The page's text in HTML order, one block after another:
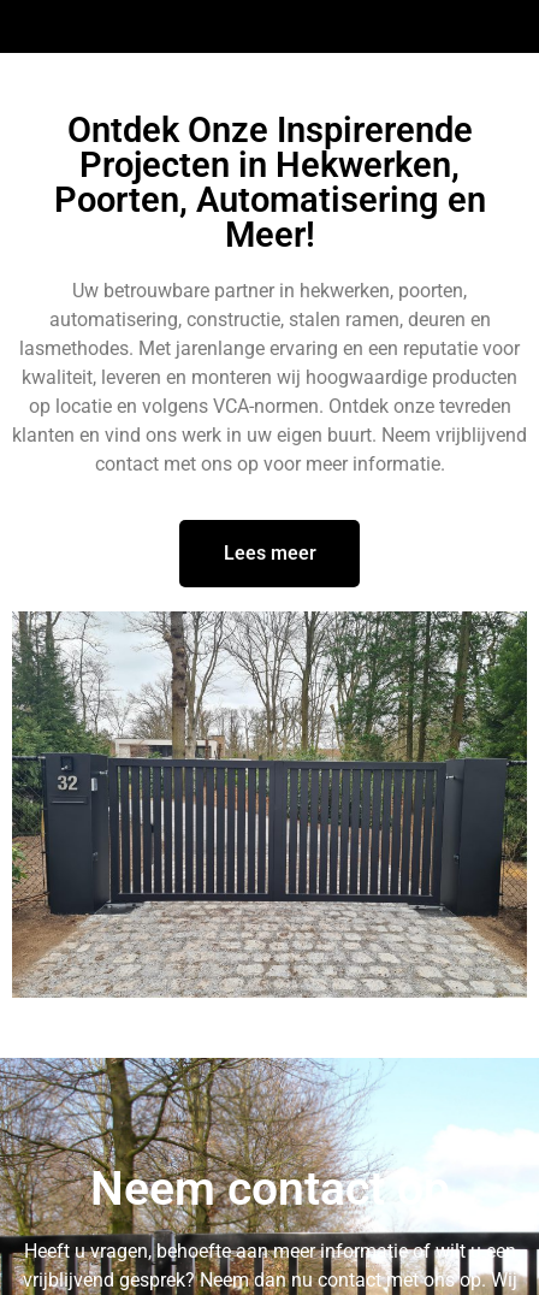
Ontdek Onze Inspirerende
Projecten in Hekwerken,
Poorten, Automatisering en
Meer!
Uw betrouwbare partner in hekwerken, poorten,
automatisering, constructie, stalen ramen, deuren en
lasmethodes. Met jarenlange ervaring en een reputatie voor
kwaliteit, leveren en monteren wij hoogwaardige producten
op locatie en volgens VCA-normen. Ontdek onze tevreden
klanten en vind ons werk in uw eigen buurt. Neem vrijblijvend
contact met ons op voor meer informatie.
Lees meer
Neem contact op
Heeft u vragen, behoefte aan meer informatie of wilt u een
vrijblijvend gesprek? Neem dan nu contact met ons op. Wij